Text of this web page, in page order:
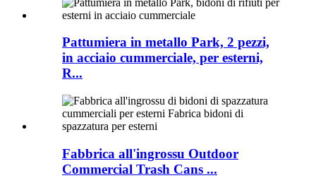
Pattumiera in metallo Park, 2 pezzi,
in acciaio cummerciale, per esterni,
R...
Fabbrica all'ingrossu Outdoor
Commercial Trash Cans ...